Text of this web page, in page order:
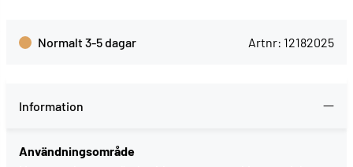
Normalt 3-5 dagar Artnr: 12182025
Information
Användningsområde